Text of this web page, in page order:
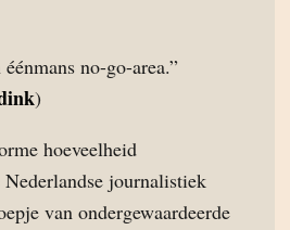
no-go-area.”
)
hoeveelheid
journalistiek
van ondergewaardeerde